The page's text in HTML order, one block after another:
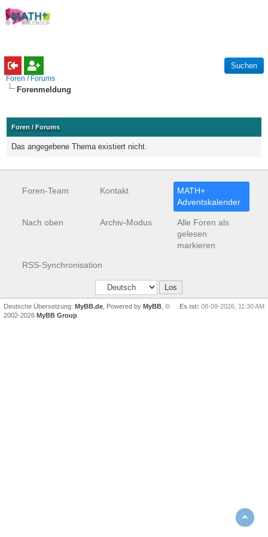
Foren / Forums
Forenmeldung
Foren / Forums
Das angegebene Thema existiert nicht.
Foren-Team Kontakt
MATH+
Adventskalender
Nach oben Archiv-Modus
Alle Foren als
gelesen
markieren
RSS-Synchronisation
Es ist: 08-09-2026, 11:30 AM
Deutsche Übersetzung: MyBB.de , Powered by MyBB , ©
2002-2026 MyBB Group